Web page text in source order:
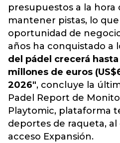
presupuestos a la hora
mantener pistas, lo
oportunidad de
años ha conquistado a
del pádel crecerá
millones de euros
2026", concluye la
Padel Report de
Playtomic, plataforma
deportes de raqueta,
acceso Expansión.